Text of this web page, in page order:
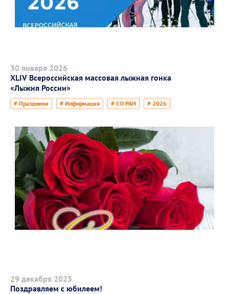
30 января 2026
XLIV Всероссийская массовая лыжная гонка
«Лыжня России»
# Праздники # Информация # СО РАН # 2026
29 декабря 2025
Поздравляем с юбилеем!